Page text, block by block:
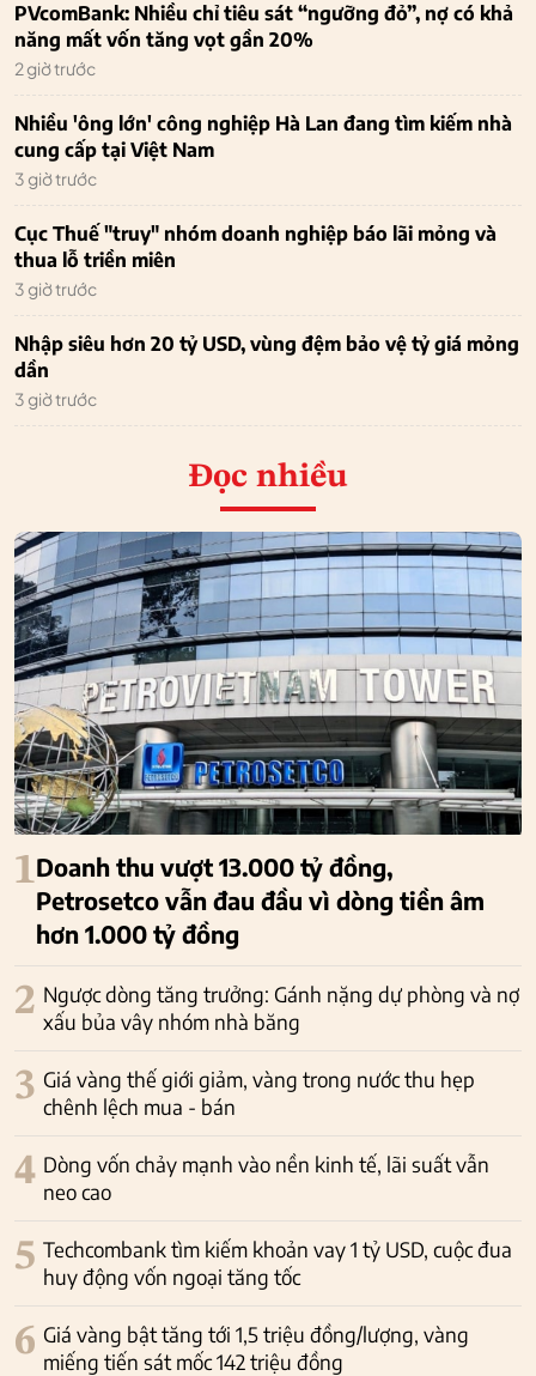
PVcomBank: Nhiều chỉ tiêu sát “ngưỡng đỏ”, nợ có khả
năng mất vốn tăng vọt gần 20%
2 giờ trước
Nhiều 'ông lớn' công nghiệp Hà Lan đang tìm kiếm nhà
cung cấp tại Việt Nam
3 giờ trước
Cục Thuế "truy" nhóm doanh nghiệp báo lãi mỏng và
thua lỗ triền miên
3 giờ trước
Nhập siêu hơn 20 tỷ USD, vùng đệm bảo vệ tỷ giá mỏng
dần
3 giờ trước
Đọc nhiều
1Doanh thu vượt 13.000 tỷ đồng,
Petrosetco vẫn đau đầu vì dòng tiền âm
hơn 1.000 tỷ đồng
2 Ngược dòng tăng trưởng: Gánh nặng dự phòng và nợ
xấu bủa vây nhóm nhà băng
3 Giá vàng thế giới giảm, vàng trong nước thu hẹp
chênh lệch mua - bán
4 Dòng vốn chảy mạnh vào nền kinh tế, lãi suất vẫn
neo cao
5 Techcombank tìm kiếm khoản vay 1 tỷ USD, cuộc đua
huy động vốn ngoại tăng tốc
6 Giá vàng bật tăng tới 1,5 triệu đồng/lượng, vàng
miếng tiến sát mốc 142 triệu đồng